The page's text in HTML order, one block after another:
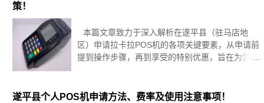
策！
本篇文章致力于深入解析在遂平县（驻马店地
区）申请拉卡拉POS机的各项关键要素，从申请前
提到操作步骤，再到享受的特别优惠，旨在为您构
细致地指引了整个申请流程，提示了
遂平县个人POS机申请方法、费率及使用注意事项！